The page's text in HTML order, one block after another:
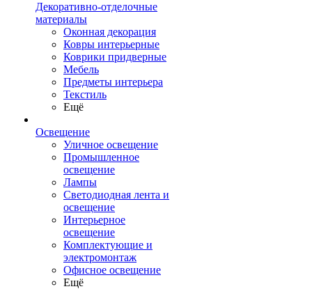
Декоративно-отделочные
материалы
Оконная декорация
Ковры интерьерные
Коврики придверные
Мебель
Предметы интерьера
Текстиль
Ещё
Освещение
Уличное освещение
Промышленное
освещение
Лампы
Светодиодная лента и
освещение
Интерьерное
освещение
Комплектующие и
электромонтаж
Офисное освещение
Ещё